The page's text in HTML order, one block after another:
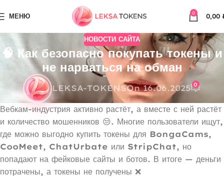
МЕНЮ 0 0,00
НОВОСТИ САЙТА
🧠 Как безопасно покупать токены и
не нарваться на обман
LEKSA-TOKENSOn 16.06.2025 0
Вебкам-индустрия активно растёт, а вместе с ней растёт
и количество мошенников 😒. Многие пользователи ищут,
где можно выгодно купить токены для BongaCams,
CooMeet, ChatUrbate или StripChat, но
попадают на фейковые сайты и ботов. В итоге — деньги
потрачены, а токены не получены ❌